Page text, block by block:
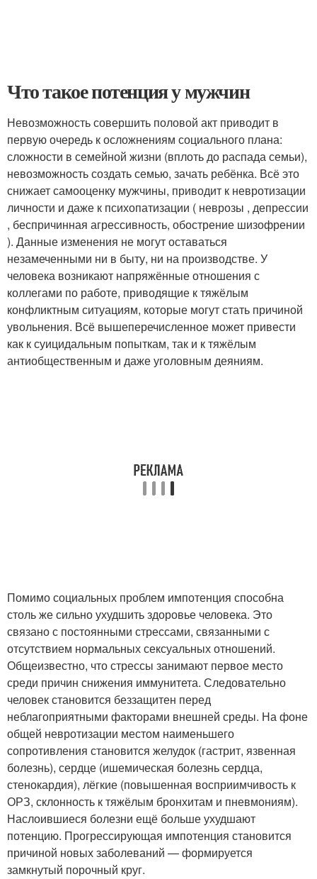
Что такое потенция у мужчин
Невозможность совершить половой акт приводит в
первую очередь к осложнениям социального плана:
сложности в семейной жизни (вплоть до распада семьи),
невозможность создать семью, зачать ребёнка. Всё это
снижает самооценку мужчины, приводит к невротизации
личности и даже к психопатизации ( неврозы , депрессии
, беспричинная агрессивность, обострение шизофрении
). Данные изменения не могут оставаться
незамеченными ни в быту, ни на производстве. У
человека возникают напряжённые отношения с
коллегами по работе, приводящие к тяжёлым
конфликтным ситуациям, которые могут стать причиной
увольнения. Всё вышеперечисленное может привести
как к суицидальным попыткам, так и к тяжёлым
антиобщественным и даже уголовным деяниям.
Помимо социальных проблем импотенция способна
столь же сильно ухудшить здоровье человека. Это
связано с постоянными стрессами, связанными с
отсутствием нормальных сексуальных отношений.
Общеизвестно, что стрессы занимают первое место
среди причин снижения иммунитета. Следовательно
человек становится беззащитен перед
неблагоприятными факторами внешней среды. На фоне
общей невротизации местом наименьшего
сопротивления становится желудок (гастрит, язвенная
болезнь), сердце (ишемическая болезнь сердца,
стенокардия), лёгкие (повышенная восприимчивость к
ОРЗ, склонность к тяжёлым бронхитам и пневмониям).
Наслоившиеся болезни ещё больше ухудшают
потенцию. Прогрессирующая импотенция становится
причиной новых заболеваний — формируется
замкнутый порочный круг.